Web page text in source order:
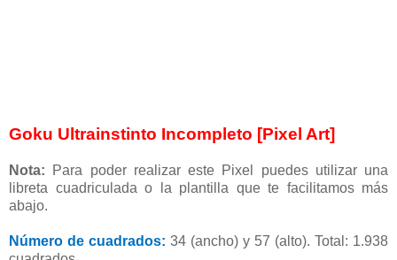
Goku Ultrainstinto Incompleto [Pixel Art]
Nota:
Para poder realizar este Pixel puedes utilizar una
libreta cuadriculada o la plantilla que te facilitamos más
abajo.
Número de cuadrados: 34 (ancho) y 57 (alto). Total: 1.938